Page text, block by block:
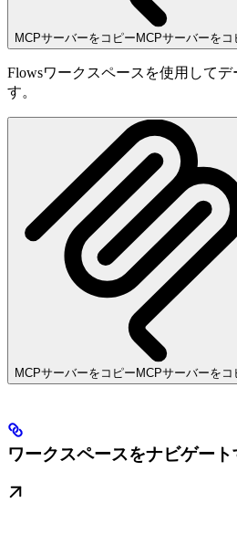
MCPサーバーをコピー MCPサーバーをコ
Flowsワークスペースを使用して
す。
MCPサーバーをコピー MCPサーバーをコ
ワークスペースをナビゲート